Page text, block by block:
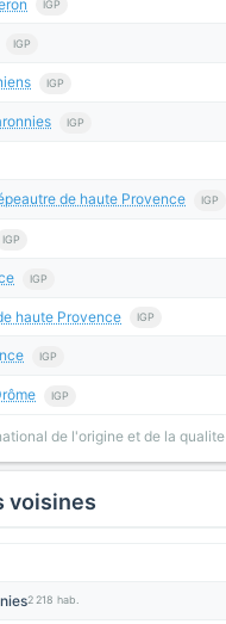
IGP
IGP
IGP
IGP
de haute Provence IGP
IGP
IGP
haute Provence IGP
IGP
IGP
de l'origine et de la qualite
voisines
2 218 hab.